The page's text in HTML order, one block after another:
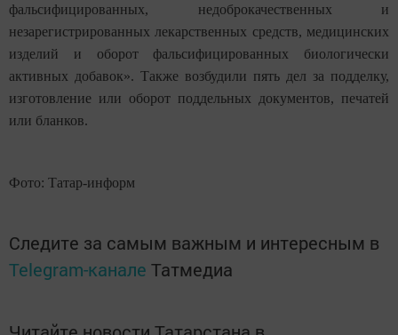
фальсифицированных, недоброкачественных и
незарегистрированных лекарственных средств, медицинских
изделий и оборот фальсифицированных биологически
активных добавок». Также возбудили пять дел за подделку,
изготовление или оборот поддельных документов, печатей
или бланков.
Фото: Татар-информ
Следите за самым важным и интересным в
Telegram-канале Татмедиа